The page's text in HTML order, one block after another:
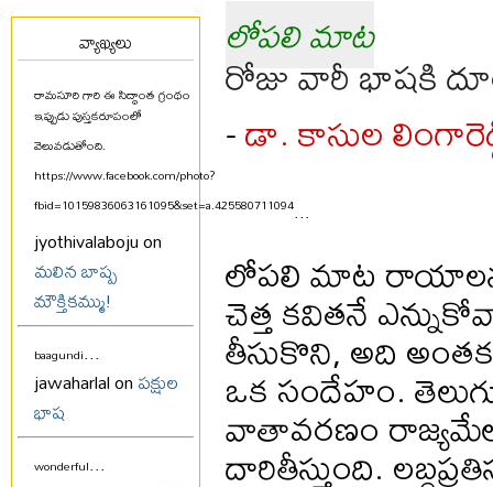
వ్యాఖ్యలు
రామసూరి గారి ఈ సిద్ధాంత గ్రంథం
ఇప్పుడు పుస్తకరూపంలో
వెలువడుతోంది.
https://www.facebook.com/photo?
fbid=10159836063161095&set=a.425580711094...
jyothivalaboju on
మలిన బాష్ప
మౌక్తికమ్ము!
baagundi...
jawaharlal onపక్షుల
భాష
wonderful...
లోపలి మాట
రోజు వారీ భాషకి
-డా. కాసుల
లోపలి మాట
చెత్త కవితనే
తీసుకొని, అది
ఒక సందేహం.
వాతావరణం
దారితీస్తుంది.